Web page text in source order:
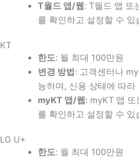
T월드 앱/웹 : T월드 앱 또
를 확인하고 설정할 수 있
KT
한도: 월 최대 100만원
변경 방법 : 고객센터나
능하며, 신용 상태에 따
myKT 앱/웹 : myKT 앱 또
를 확인하고 설정할 수 있
LG U+
한도: 월 최대 100만원